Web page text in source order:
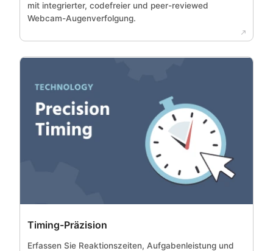
mit integrierter, codefreier und peer-reviewed
Webcam-Augenverfolgung.
Timing-Präzision
Erfassen Sie Reaktionszeiten, Aufgabenleistung und